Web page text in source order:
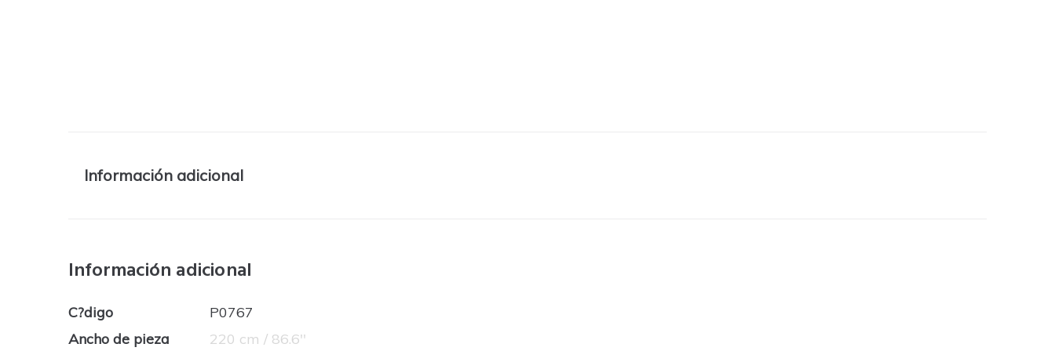
Información adicional
Información adicional
C?digo
P0767
Ancho de pieza
220 cm / 86.6''